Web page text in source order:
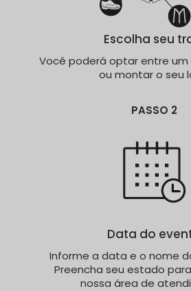
Escolha seu
Você poderá optar entre
ou montar o seu
PASSO 2
Data do
Informe a data e o nome
Preencha seu estado
nossa área de